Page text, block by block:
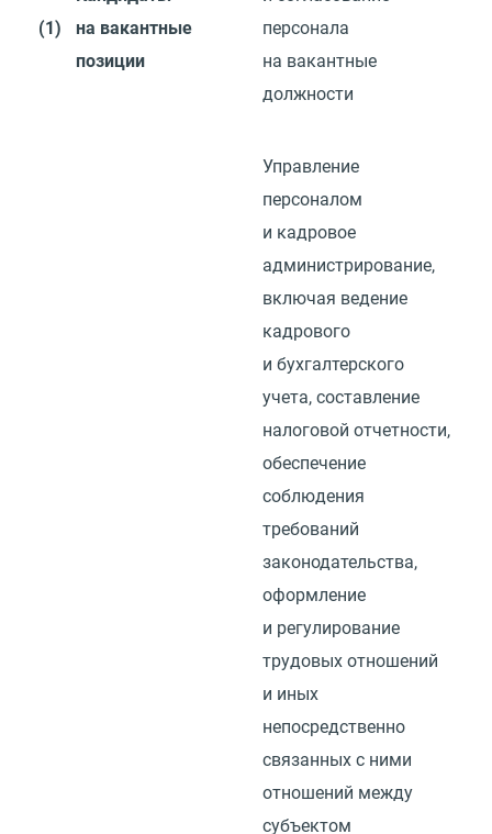
(1)
на вакантные
позиции
персонала
на вакантные
должности
Управление
персоналом
и кадровое
администрирование,
включая ведение
кадрового
и бухгалтерского
учета, составление
налоговой отчетности,
обеспечение
соблюдения
требований
законодательства,
оформление
и регулирование
трудовых отношений
и иных
непосредственно
связанных с ними
отношений между
субъектом